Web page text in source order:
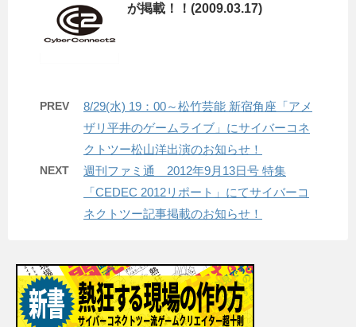
が掲載！！(2009.03.17)
PREV
8/29(水) 19：00～松竹芸能 新宿角座「アメ
ザリ平井のゲームライブ」にサイバーコネ
クトツー松山洋出演のお知らせ！
NEXT
週刊ファミ通 2012年9月13日号 特集
「CEDEC 2012リポート」にてサイバーコ
ネクトツー記事掲載のお知らせ！